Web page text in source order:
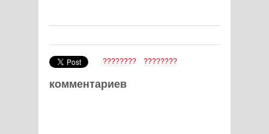
???????? ????????
комментариев